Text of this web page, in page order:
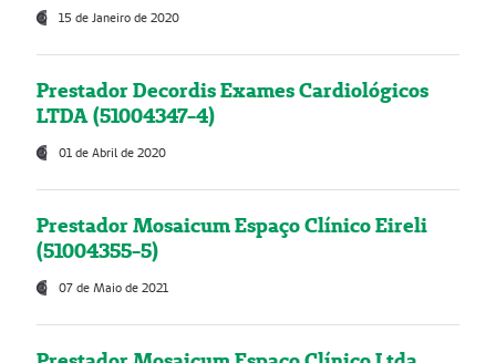
15 de Janeiro de 2020
Prestador Decordis Exames Cardiológicos
LTDA (51004347-4)
01 de Abril de 2020
Prestador Mosaicum Espaço Clínico Eireli
(51004355-5)
07 de Maio de 2021